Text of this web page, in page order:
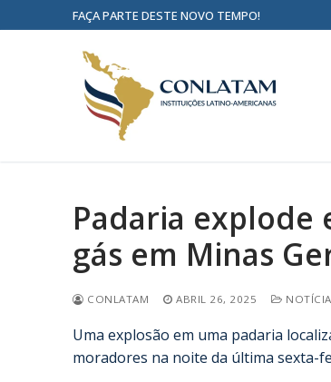
FAÇA PARTE DESTE NOVO TEMPO!
Padaria explode
gás em Minas
CONLATAM ABRIL 26, 2025
Uma explosão em uma padaria
moradores na noite da última sexta-